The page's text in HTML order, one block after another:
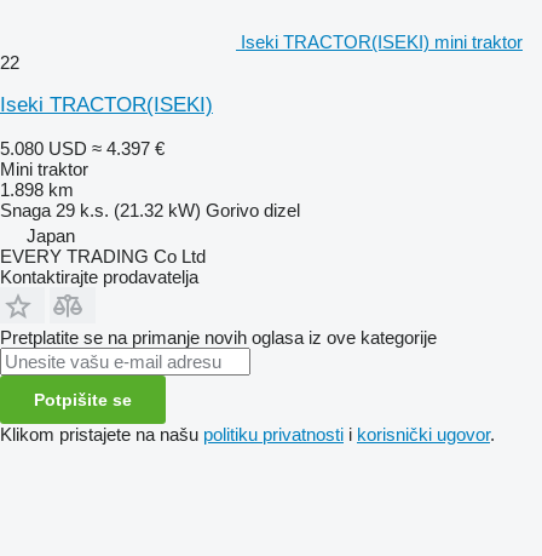
Iseki TRACTOR(ISEKI) mini traktor
22
Iseki TRACTOR(ISEKI)
5.080 USD ≈ 4.397 €
Mini traktor
1.898 km
Snaga 29 k.s. (21.32 kW) Gorivo dizel
Japan
EVERY TRADING Co Ltd
Kontaktirajte prodavatelja
Pretplatite se na primanje novih oglasa iz ove kategorije
Potpišite se
Klikom pristajete na našu politiku privatnosti i korisnički ugovor.